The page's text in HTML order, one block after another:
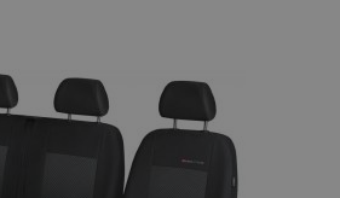
de
Deseos